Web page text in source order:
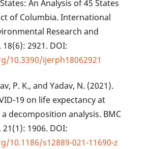
An Analysis of 45 States
of Columbia. International
Research and
2921. DOI:
10.3390/ijerph18062921
P. K., and Yadav, N. (2021).
19 on life expectancy at
decomposition analysis. BMC
1906. DOI:
10.1186/s12889-021-11690-z